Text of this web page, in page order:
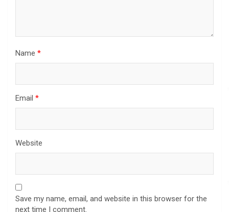
Name *
Email *
Website
Save my name, email, and website in this browser for the
next time I comment.